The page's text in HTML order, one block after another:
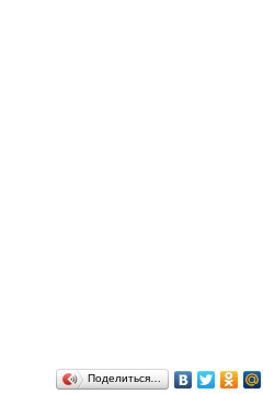
Поделиться…